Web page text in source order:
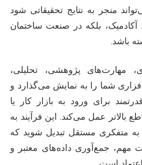
منجر به نتایج تحقیقاتی شود
آکادمیک، بلکه در صنعت ساختمان
باشد.
مهارت‌های پژوهشی، تحلیلی،
شما را به نمایش می‌گذارد و
برای ورود به بازار کار یا
بالاتر عمل می‌کند. این فرآیند به
متفکری مستقل تبدیل شوید که
مهم، جمع‌آوری داده‌های معتبر و